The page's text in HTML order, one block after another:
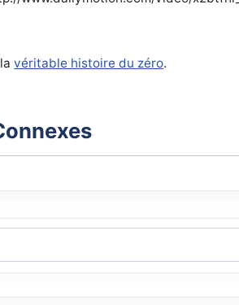
lavéritable histoire du zéro.